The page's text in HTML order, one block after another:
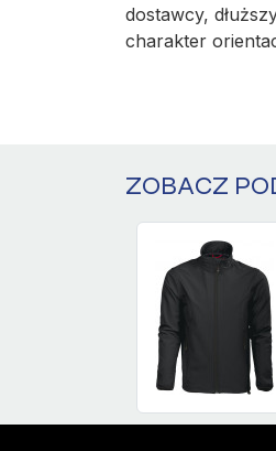
dostawcy,
charakter
ZOBACZ